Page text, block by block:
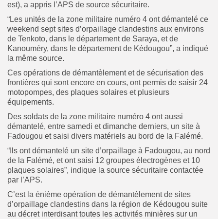
est), a appris l’APS de source sécuritaire.
“Les unités de la zone militaire numéro 4 ont démantelé ce
weekend sept sites d’orpaillage clandestins aux environs
de Tenkoto, dans le département de Saraya, et de
Kanouméry, dans le département de Kédougou”, a indiqué
la même source.
Ces opérations de démantèlement et de sécurisation des
frontières qui sont encore en cours, ont permis de saisir 24
motopompes, des plaques solaires et plusieurs
équipements.
Des soldats de la zone militaire numéro 4 ont aussi
démantelé, entre samedi et dimanche derniers, un site à
Fadougou et saisi divers matériels au bord de la Falémé.
“Ils ont démantelé un site d’orpaillage à Fadougou, au nord
de la Falémé, et ont saisi 12 groupes électrogènes et 10
plaques solaires”, indique la source sécuritaire contactée
par l’APS.
C’est la énième opération de démantèlement de sites
d’orpaillage clandestins dans la région de Kédougou suite
au décret interdisant toutes les activités minières sur un